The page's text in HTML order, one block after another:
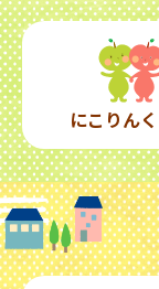
にこりん